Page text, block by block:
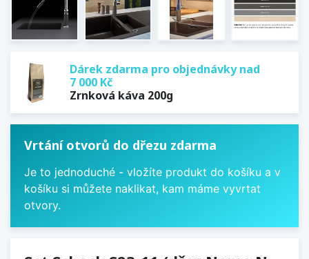
Dárek zdarma pro objednávky nad
7 000 Kč
Zrnková káva 200g
Vrtání otvorů do dřezu zdarma
Je to jednoduché - vložíte produkt do košíku a v
košíku si můžete naklikat, kam máme vyvrtat
otvory.